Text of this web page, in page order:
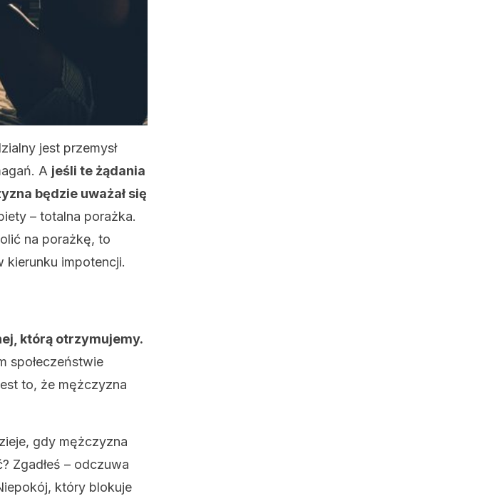
jest przemysł
A jeśli te żądania
będzie uważał się
– totalna porażka.
na porażkę, to
kierunku impotencji.
którą otrzymujemy.
społeczeństwie
to, że mężczyzna
gdy mężczyzna
Zgadłeś – odczuwa
który blokuje